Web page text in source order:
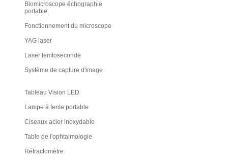
Biomicroscope échographie
portable
Fonctionnement du microscope
YAG laser
Laser femtoseconde
Système de capture d'image
Tableau Vision LED
Lampe à fente portable
Ciseaux acier inoxydable
Table de l'ophtalmologie
Réfractomètre